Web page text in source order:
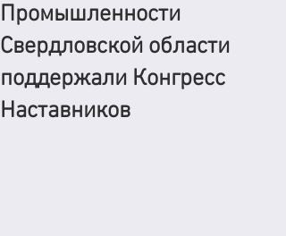
Промышленности
Свердловской области
поддержали Конгресс
Наставников